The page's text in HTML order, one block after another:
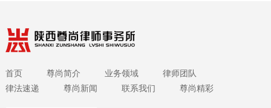
首页 尊尚简介 业务领域
律师团队
律法速递
尊尚新闻 联系我们 尊尚精彩